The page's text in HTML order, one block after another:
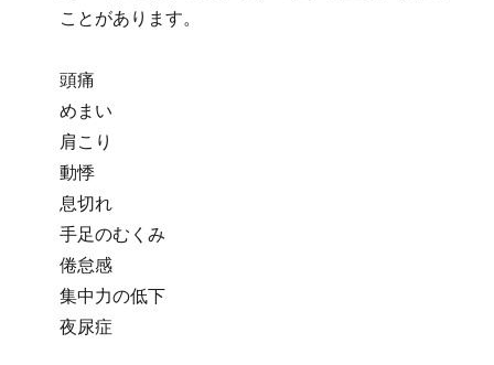
ことがあります。
頭痛
めまい
肩こり
動悸
息切れ
手足のむくみ
倦怠感
集中力の低下
夜尿症